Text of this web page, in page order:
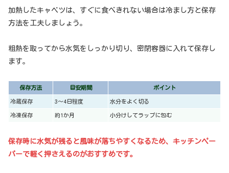
加熱したキャベツは、すぐに食べきれない場合は冷まし方と保存
方法を工夫しましょう。
粗熱を取ってから水気をしっかり切り、密閉容器に入れて保存し
ます。
保存方法 目安期間 ポイント
冷蔵保存 3〜4日程度 水分をよく切る
冷凍保存 約1か月 小分けしてラップに包む
保存時に水気が残ると風味が落ちやすくなるため、キッチンペー
パーで軽く押さえるのがおすすめです。